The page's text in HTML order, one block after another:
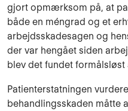
gjort opmærksom på, at
både en méngrad og et
arbejdsskadesagen og
der var hengået siden
blev det fundet
Patienterstatningen
behandlingsskaden måtte